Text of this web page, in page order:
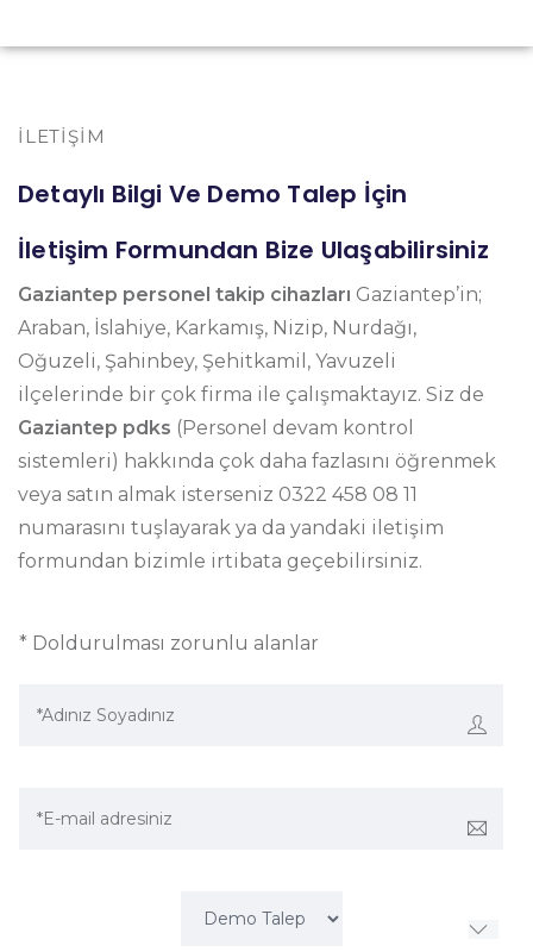
İLETIŞIM
Detaylı Bilgi Ve Demo Talep İçin
İletişim Formundan Bize Ulaşabilirsiniz
Gaziantep personel takip cihazları Gaziantep’in;
Araban, İslahiye, Karkamış, Nizip, Nurdağı,
Oğuzeli, Şahinbey, Şehitkamil, Yavuzeli
ilçelerinde bir çok firma ile çalışmaktayız. Siz de
Gaziantep pdks (Personel devam kontrol
sistemleri) hakkında çok daha fazlasını öğrenmek
veya satın almak isterseniz 0322 458 08 11
numarasını tuşlayarak ya da yandaki iletişim
formundan bizimle irtibata geçebilirsiniz.
* Doldurulması zorunlu alanlar